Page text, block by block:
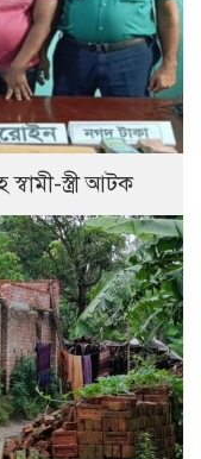
স্ত্রী আটক